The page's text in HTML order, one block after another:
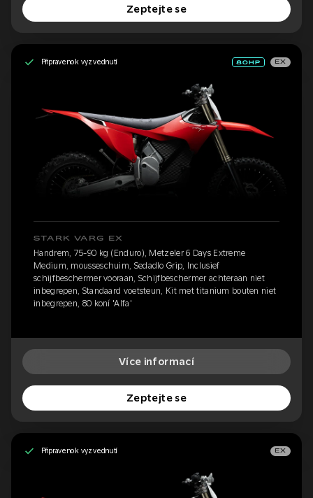
Zeptejte se
Připraveno k vyzvednutí EX
STARK VARG EX
Handrem, 75-90 kg (Enduro), Metzeler 6 Days Extreme
Medium, mousseschuim, Sedadlo Grip, Inclusief
schijfbeschermer vooraan, Schijfbeschermer achteraan niet
inbegrepen, Standaard voetsteun, Kit met titanium bouten niet
inbegrepen, 80 koní 'Alfa'
Více informací
Zeptejte se
Připraveno k vyzvednutí EX